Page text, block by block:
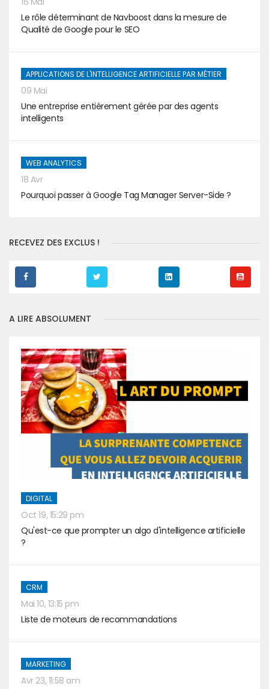
Le rôle déterminant de Navboost dans la mesure de
Qualité de Google pour le SEO
APPLICATIONS DE L'INTELLIGENCE ARTIFICIELLE PAR MÉTIER
09 Mai
Une entreprise entièrement gérée par des agents
intelligents
WEB ANALYTICS
18 Avr
Pourquoi passer à Google Tag Manager Server-Side ?
RECEVEZ DES EXCLUS !
A LIRE ABSOLUMENT
DIGITAL
Oct 19, 15:29 pm
Qu'est-ce que prompter un algo d'intelligence artificielle
?
CRM
Mai 10, 13:15 pm
Liste de moteurs de recommandations
MARKETING
Avr 23, 11:58 am